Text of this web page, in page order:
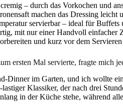
– durch das Vorkochen und
machen das Dressing leicht
servierbar – ideal für Buffets
mit nur einer Handvoll einfacher
und kurz vor dem
ersten Mal servierte, fragte mich
Dinner im Garten, und ich wollte
Klassiker, der nach drei
in der Küche stehe, während